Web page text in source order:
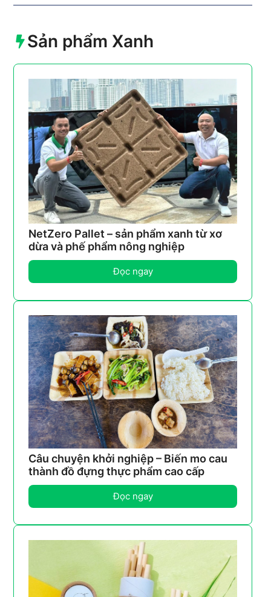
Sản phẩm Xanh
NetZero Pallet – sản phẩm xanh từ xơ
dừa và phế phẩm nông nghiệp
Đọc ngay
Câu chuyện khởi nghiệp – Biến mo cau
thành đồ đựng thực phẩm cao cấp
Đọc ngay